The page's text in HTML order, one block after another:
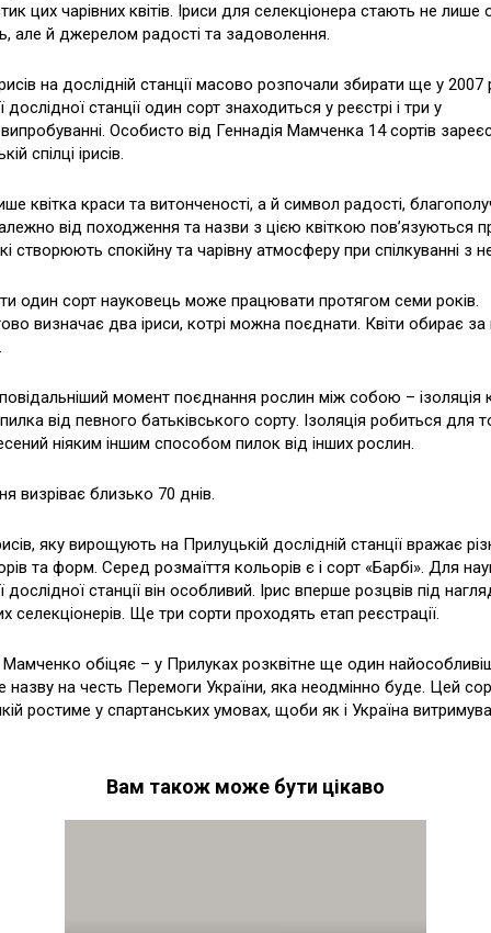
цих чарівних квітів. Іриси для селекціонера стають не лише
але й джерелом радості та задоволення.
на дослідній станції масово розпочали збирати ще у 2007
станції один сорт знаходиться у реєстрі і три у
Особисто від Геннадія Мамченка 14 сортів
спілці ірисів.
квітка краси та витонченості, а й символ радості,
від походження та назви з цією квіткою пов’язуються
створюють спокійну та чарівну атмосферу при спілкуванні з
один сорт науковець може працювати протягом семи років.
визначає два іриси, котрі можна поєднати. Квіти обирає
момент поєднання рослин між собою – ізоляція
від певного батьківського сорту. Ізоляція робиться для
ніяким іншим способом пилок від інших рослин.
визріває близько 70 днів.
яку вирощують на Прилуцькій дослідній станції вражає
та форм. Серед розмаїття кольорів є і сорт «Барбі». Для
дослідної станції він особливий. Ірис вперше розцвів під
селекціонерів. Ще три сорти проходять етап реєстрації.
Мамченко обіцяє – у Прилуках розквітне ще один
назву на честь Перемоги України, яка неодмінно буде. Цей
ростиме у спартанських умовах, щоби як і Україна
Вам також може бути цікаво